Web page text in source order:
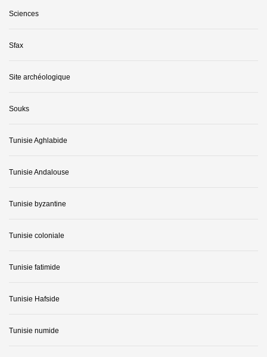
Sciences
Sfax
Site archéologique
Souks
Tunisie Aghlabide
Tunisie Andalouse
Tunisie byzantine
Tunisie coloniale
Tunisie fatimide
Tunisie Hafside
Tunisie numide